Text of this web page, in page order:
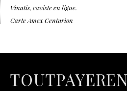
Vinatis, caviste en ligne.
Carte Amex Centurion